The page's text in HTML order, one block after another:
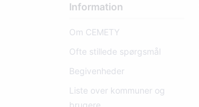
Information
Om CEMETY
Ofte stillede spørgsmål
Begivenheder
Liste over kommuner og